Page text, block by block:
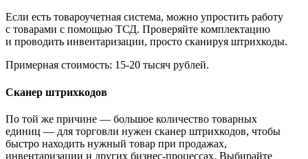
Если есть товароучетная система, можно упростить работу
с товарами с помощью ТСД. Проверяйте комплектацию
и проводить инвентаризации, просто сканируя штрихкоды.
Примерная стоимость: 15-20 тысяч рублей.
Сканер штрихкодов
По той же причине — большое количество товарных
единиц — для торговли нужен сканер штрихкодов, чтобы
быстро находить нужный товар при продажах,
инвентаризации и других бизнес-процессах. Выбирайте